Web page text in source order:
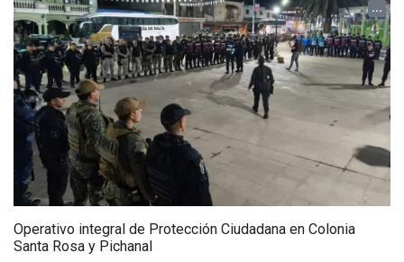
...
Operativo integral de Protección Ciudadana en Colonia
Santa Rosa y Pichanal